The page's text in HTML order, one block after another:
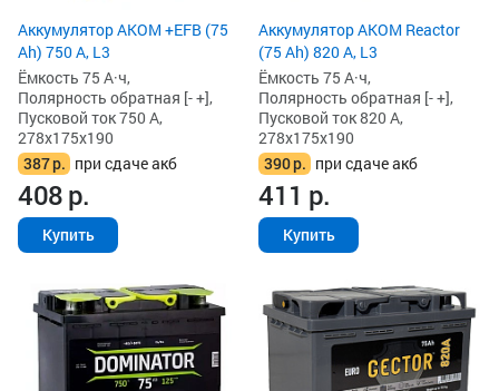
Аккумулятор AKOM +EFB (75
Ah) 750 А, L3
Ёмкость 75 А·ч,
Полярность обратная [- +],
Пусковой ток 750 А,
278x175x190
387р. при сдаче акб
408р.
Купить
Аккумулятор AKOM Reactor
(75 Ah) 820 А, L3
Ёмкость 75 А·ч,
Полярность обратная [- +],
Пусковой ток 820 А,
278x175x190
390р. при сдаче акб
411 р.
Купить